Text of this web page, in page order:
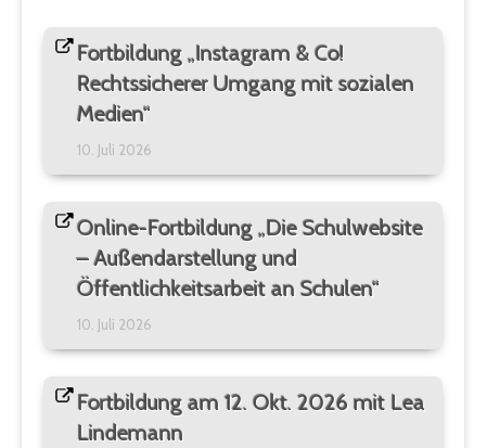
Fortbildung „Instagram & Co!
Rechtssicherer Umgang mit sozialen
Medien“
10. Juli 2026
Online-Fortbildung „Die Schulwebsite
– Außendarstellung und
Öffentlichkeitsarbeit an Schulen“
10. Juli 2026
Fortbildung am 12. Okt. 2026 mit Lea
Lindemann